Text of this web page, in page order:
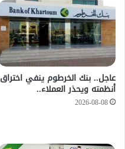
عاجل.. بنك الخرطوم ينفي اختراق
أنظمته ويحذر العملاء..
2026-08-08